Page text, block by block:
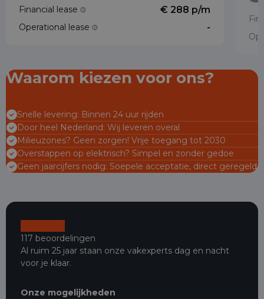
Financial lease € 288 p/m
Operational lease -
Waarom kiezen voor ons?
Snelle levering: Binnen 24 uur rijden
Door heel Nederland: Wij leveren overal
Milieuzones? Geen zorgen! Vrije toegang tot 2030
Overstappen op elektrisch? Simpel en zonder gedoe
Geen jaarcijfers nodig: Soepele acceptatie, direct geregeld
117 beoordelingen
Al ruim 25 jaar staan onze vakexperts dag en nacht
voor je klaar.
Onze mogelijkheden